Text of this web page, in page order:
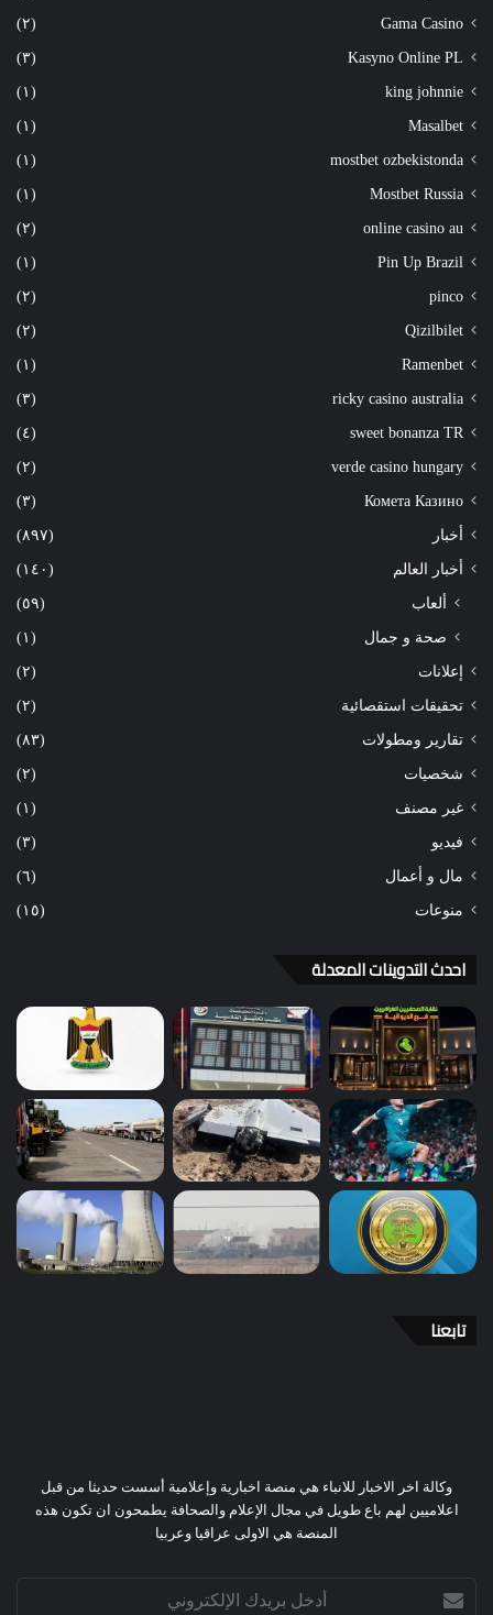
Gama Casino (٢)
Kasyno Online PL (٣)
king johnnie (١)
Masalbet (١)
mostbet ozbekistonda (١)
Mostbet Russia (١)
online casino au (٢)
Pin Up Brazil (١)
pinco (٢)
Qizilbilet (٢)
Ramenbet (١)
ricky casino australia (٣)
sweet bonanza TR (٤)
verde casino hungary (٢)
Комета Казино (٣)
أخبار (٨٩٧)
أخبار العالم (١٤٠)
ألعاب
(٥٩)
صحة و جمال
(١)
إعلانات (٢)
تحقيقات استقصائية (٢)
تقارير ومطولات (٨٣)
شخصيات (٢)
غير مصنف (١)
فيديو (٣)
مال و أعمال (٦)
منوعات (١٥)
احدث التدوينات المعدلة
تابعنا
وكالة اخر الاخبار للانباء هي منصة اخبارية وإعلامية أسست حديثا من قبل
اعلاميين لهم باع طويل في مجال الإعلام والصحافة يطمحون ان تكون هذه
المنصة هي الاولى عراقيا وعربيا